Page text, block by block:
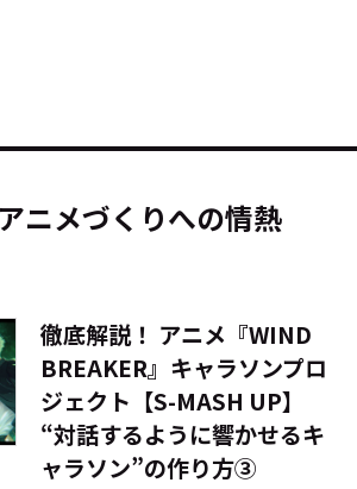
アニメづくりへの情熱
徹底解説！ アニメ『WIND
BREAKER』キャラソンプロ
ジェクト【S-MASH UP】
――“対話するように響かせるキ
ャラソン”の作り方③